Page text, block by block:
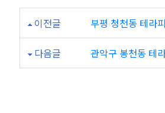
이전글
다음글